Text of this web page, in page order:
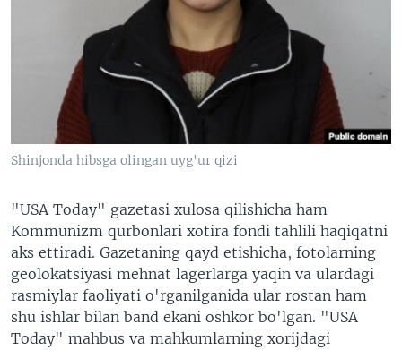
Shinjonda hibsga olingan uyg'ur qizi
"USA Today" gazetasi xulosa qilishicha ham
Kommunizm qurbonlari xotira fondi tahlili haqiqatni
aks ettiradi. Gazetaning qayd etishicha, fotolarning
geolokatsiyasi mehnat lagerlarga yaqin va ulardagi
rasmiylar faoliyati o'rganilganida ular rostan ham
shu ishlar bilan band ekani oshkor bo'lgan. "USA
Today" mahbus va mahkumlarning xorijdagi